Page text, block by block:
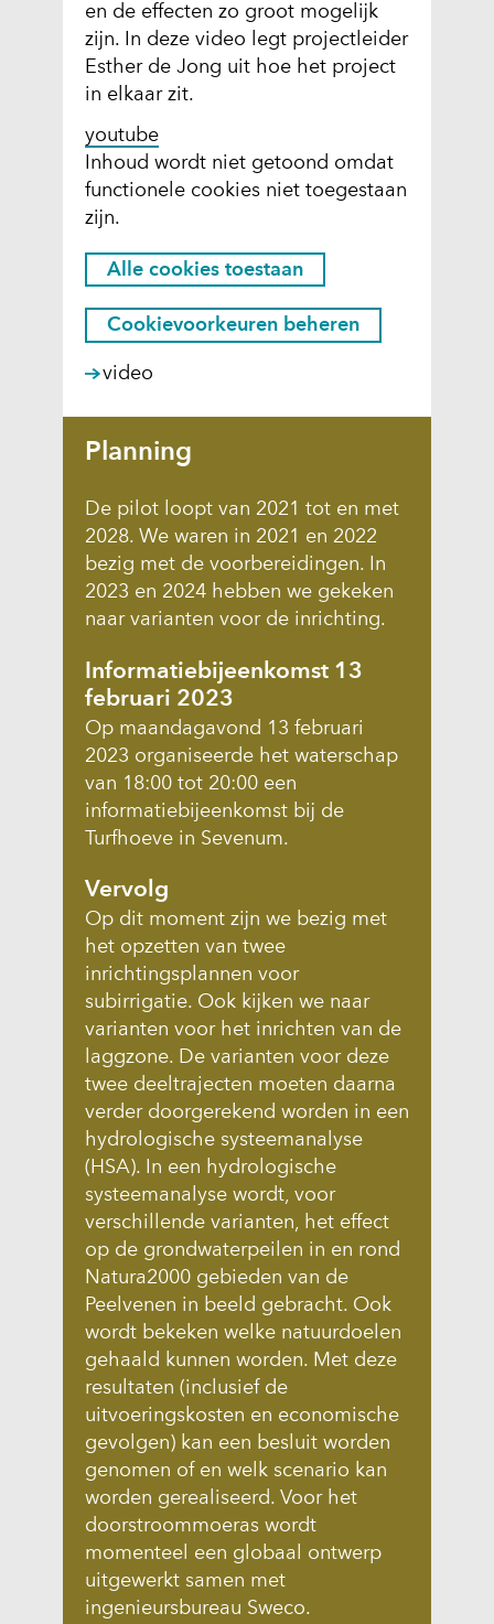
en de effecten zo groot mogelijk
zijn. In deze video legt projectleider
Esther de Jong uit hoe het project
in elkaar zit.
youtube
C
o
o
k
i
e
s
t
o
e
t
a
a
n
?
Inhoud wordt niet getoond omdat
functionele cookies niet toegestaan
zijn.
H
i
e
r
k
n
h
t
g
e
b
r
i
k
v
a
n
c
o
k
i
e
s
o
p
d
e
z
e
w
e
b
s
i
t
e
w
o
r
d
e
n
t
o
e
g
Alle cookies toestaan
Cookievoorkeuren beheren
video(
e
t
i
n
n
i
u
w
v
e
n
s
t
r
)
(
v
e
r
w
i
j
s
t
n
a
a
r
e
e
n
a
n
d
e
e
w
e
b
Planning
De pilot loopt van 2021 tot en met
2028. We waren in 2021 en 2022
bezig met de voorbereidingen. In
2023 en 2024 hebben we gekeken
naar varianten voor de inrichting.
Informatiebijeenkomst 13
februari 2023
Op maandagavond 13 februari
2023 organiseerde het waterschap
van 18:00 tot 20:00 een
informatiebijeenkomst bij de
Turfhoeve in Sevenum.
Vervolg
Op dit moment zijn we bezig met
het opzetten van twee
inrichtingsplannen voor
subirrigatie. Ook kijken we naar
varianten voor het inrichten van de
laggzone. De varianten voor deze
twee deeltrajecten moeten daarna
verder doorgerekend worden in een
hydrologische systeemanalyse
(HSA). In een hydrologische
systeemanalyse wordt, voor
verschillende varianten, het effect
op de grondwaterpeilen in en rond
Natura2000 gebieden van de
Peelvenen in beeld gebracht. Ook
wordt bekeken welke natuurdoelen
gehaald kunnen worden. Met deze
resultaten (inclusief de
uitvoeringskosten en economische
gevolgen) kan een besluit worden
genomen of en welk scenario kan
worden gerealiseerd. Voor het
doorstroommoeras wordt
momenteel een globaal ontwerp
uitgewerkt samen met
ingenieursbureau Sweco.